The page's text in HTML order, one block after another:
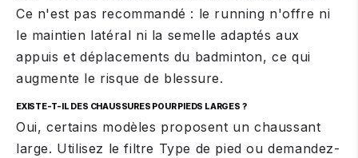
Ce n'est pas recommandé : le running n'offre ni
le maintien latéral ni la semelle adaptés aux
appuis et déplacements du badminton, ce qui
augmente le risque de blessure.
EXISTE-T-IL DES CHAUSSURES POUR PIEDS LARGES ?
Oui, certains modèles proposent un chaussant
large. Utilisez le filtre Type de pied ou demandez-